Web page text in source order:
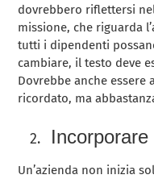
dovrebbero riflettersi
missione, che riguarda
tutti i dipendenti
cambiare, il testo deve
Dovrebbe anche essere
ricordato, ma
Un’azienda non inizia